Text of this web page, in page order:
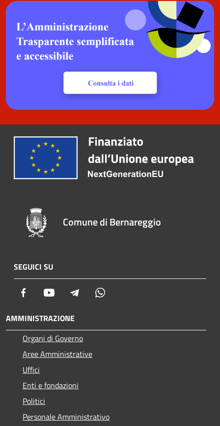
Comune di Bernareggio
SEGUICI SU
Facebook Youtube Telegram
AMMINISTRAZIONE
Organi di Governo
Aree Amministrative
Uffici
Enti e fondazioni
Politici
Personale Amministrativo